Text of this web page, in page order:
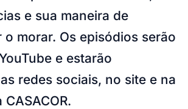
e sua maneira de
o morar. Os episódios serão
e estarão
redes sociais, no site e na